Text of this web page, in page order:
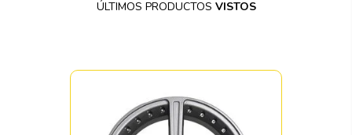
ÚLTIMOS PRODUCTOS VISTOS